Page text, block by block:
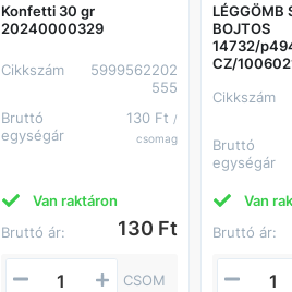
Konfetti 30 gr
20240000329
Cikkszám
5999562202
555
Bruttó
egységár
130 Ft /
csomag
Van raktáron
Bruttó ár:
130 Ft
CSOM
LÉGGÖMB
BOJTOS
14732/
CZ/
Cikkszám
Bruttó
egységár
Van
Bruttó ár: